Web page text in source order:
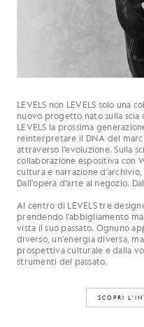
LEVELS non LEVELS solo una
nuovo progetto nato sulla scia
LEVELS la prossima
reinterpretare il DNA del
attraverso l’evoluzione. Sulla
collaborazione espositiva con
cultura e narrazione d’archivio,
Dall'opera d'arte al negozio.
Al centro di LEVELS tre
prendendo l'abbigliamento
vista il suo passato. Ognuno
diverso, un'energia diversa,
prospettiva culturale e dalla
strumenti del passato.
SCOPRI